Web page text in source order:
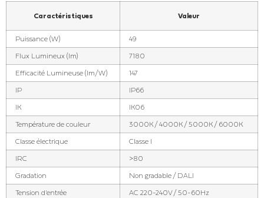
Caractéristiques Valeur
Puissance (W) 49
Flux Lumineux (lm) 7180
Efficacité Lumineuse (lm/W) 147
IP IP66
IK IK06
Température de couleur 3000K / 4000K / 5000K / 6000K
Classe électrique Classe I
IRC >80
Gradation Non gradable / DALI
Tension d'entrée AC 220-240V / 50-60Hz